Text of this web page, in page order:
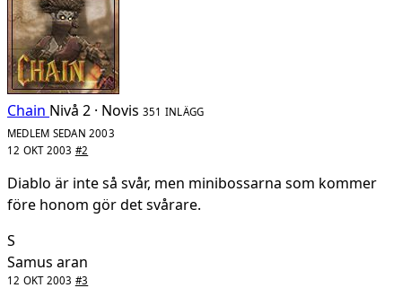
Chain Nivå 2 · Novis 351 INLÄGG
MEDLEM SEDAN 2003
12 OKT 2003 #2
Diablo är inte så svår, men minibossarna som kommer
före honom gör det svårare.
S
Samus aran
12 OKT 2003 #3